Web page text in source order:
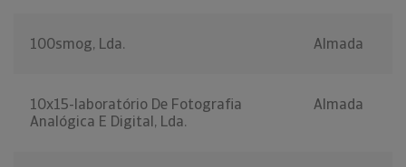
100smog, Lda. Almada
10x15-laboratório De Fotografia
Analógica E Digital, Lda.
Almada